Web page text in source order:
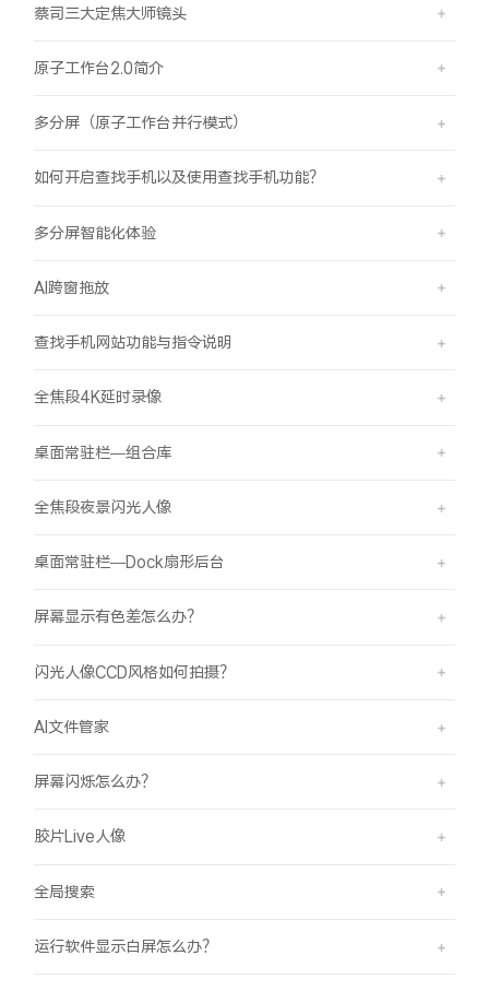
蔡司三大定焦大师镜头
原子工作台2.0简介
多分屏（原子工作台并行模式）
如何开启查找手机以及使用查找手机功能？
多分屏智能化体验
AI跨窗拖放
查找手机网站功能与指令说明
全焦段4K延时录像
桌面常驻栏—组合库
全焦段夜景闪光人像
桌面常驻栏—Dock扇形后台
屏幕显示有色差怎么办？
闪光人像CCD风格如何拍摄？
AI文件管家
屏幕闪烁怎么办？
胶片Live人像
全局搜索
运行软件显示白屏怎么办？